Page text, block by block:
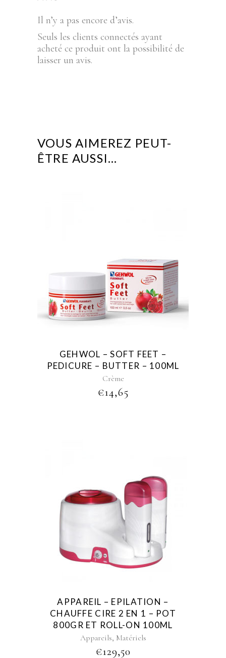
Il n’y a pas encore d’avis.
Seuls les clients connectés ayant
acheté ce produit ont la possibilité de
laisser un avis.
VOUS AIMEREZ PEUT-
ÊTRE AUSSI…
GEHWOL – SOFT FEET –
PEDICURE – BUTTER – 100ML
Crème
€14,65
APPAREIL – EPILATION –
CHAUFFE CIRE 2 EN 1 – POT
800GR ET ROLL-ON 100ML
Appareils, Matériels
€129,50